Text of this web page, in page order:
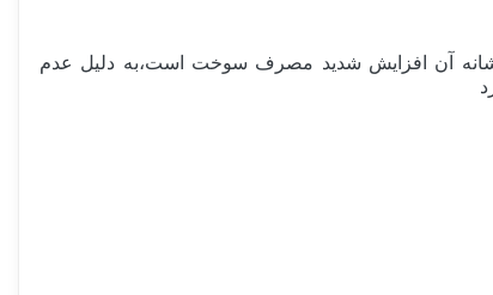
نشانه آن افزایش شدید مصرف سوخت است،به دلیل عدم